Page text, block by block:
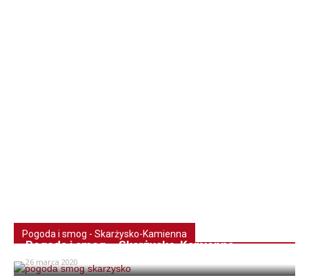
Pogoda i smog - Skarżysko-Kamienna
Pogoda i smog – Skarżysko-Kamienna
26 marca 2020